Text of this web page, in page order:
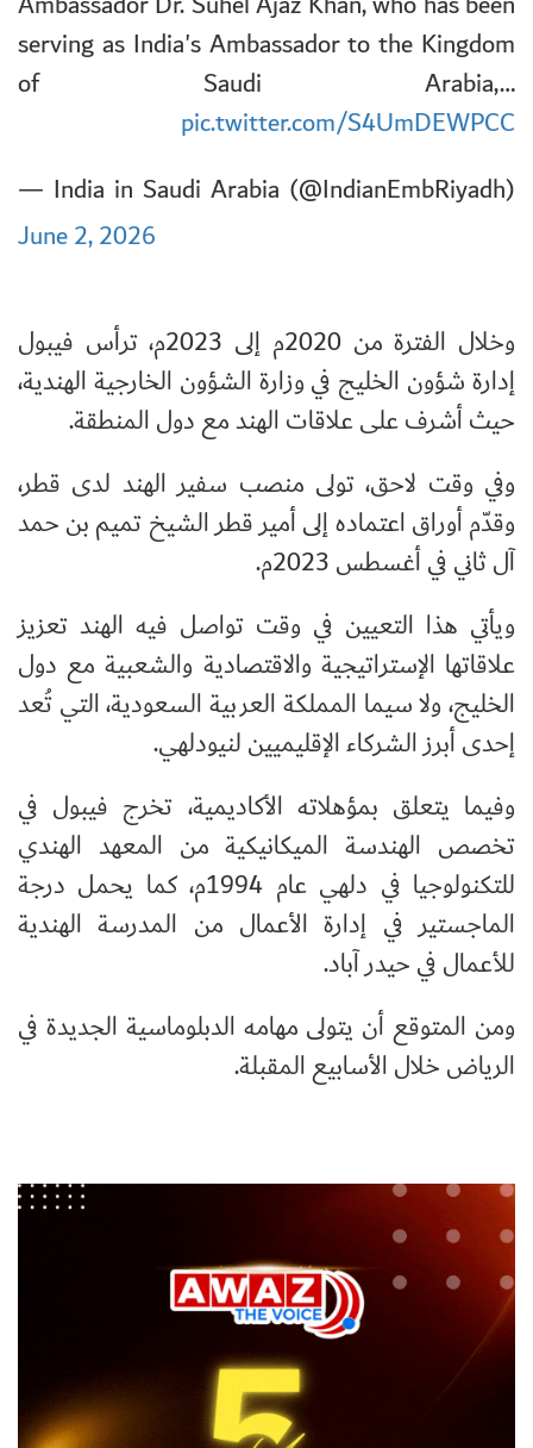
serving as India's Ambassador to the Kingdom
of Saudi Arabia,…
pic.twitter.com/S4UmDEWPCC
— India in Saudi Arabia (@IndianEmbRiyadh)
June 2, 2026
وخلال الفترة من 2020م إلى 2023م، ترأس فيبول
إدارة شؤون الخليج في وزارة الشؤون الخارجية الهندية،
حيث أشرف على علاقات الهند مع دول المنطقة.
وفي وقت لاحق، تولى منصب سفير الهند لدى قطر،
وقدّم أوراق اعتماده إلى أمير قطر الشيخ تميم بن حمد
آل ثاني في أغسطس 2023م.
ويأتي هذا التعيين في وقت تواصل فيه الهند تعزيز
علاقاتها الإستراتيجية والاقتصادية والشعبية مع دول
الخليج، ولا سيما المملكة العربية السعودية، التي تُعد
إحدى أبرز الشركاء الإقليميين لنيودلهي.
وفيما يتعلق بمؤهلاته الأكاديمية، تخرج فيبول في
تخصص الهندسة الميكانيكية من المعهد الهندي
للتكنولوجيا في دلهي عام 1994م، كما يحمل درجة
الماجستير في إدارة الأعمال من المدرسة الهندية
للأعمال في حيدر آباد.
ومن المتوقع أن يتولى مهامه الدبلوماسية الجديدة في
الرياض خلال الأسابيع المقبلة.